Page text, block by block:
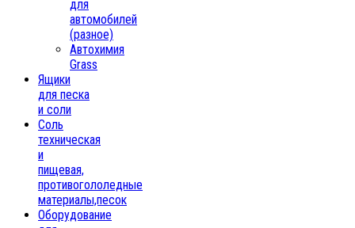
для
автомобилей
(разное)
Автохимия
Grass
Ящики
для песка
и соли
Соль
техническая
и
пищевая,
противогололедные
материалы,песок
Oборудование